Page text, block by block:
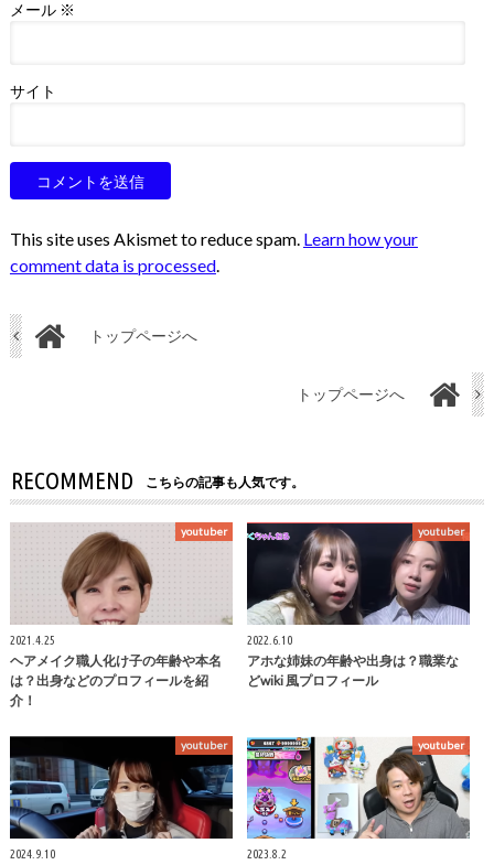
メール ※
サイト
This site uses Akismet to reduce spam. Learn how your
comment data is processed.
トップページへ
トップページへ
RECOMMEND こちらの記事も人気です。
youtuber
2021.4.25
ヘアメイク職人化け子の年齢や本名
は？出身などのプロフィールを紹
介！
youtuber
2022.6.10
アホな姉妹の年齢や出身は？職業な
どwiki 風プロフィール
youtuber
2024.9.10
youtuber
2023.8.2